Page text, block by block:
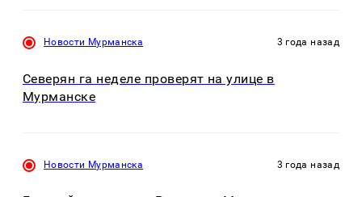
Новости Мурманска 3 года назад
Северян га неделе проверят на улице в
Мурманске
Новости Мурманска 3 года назад